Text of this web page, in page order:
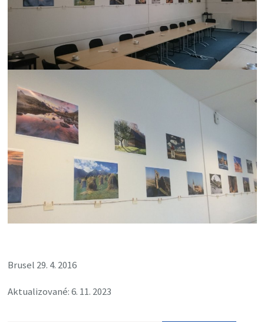
Brusel 29. 4. 2016
Aktualizované: 6. 11. 2023